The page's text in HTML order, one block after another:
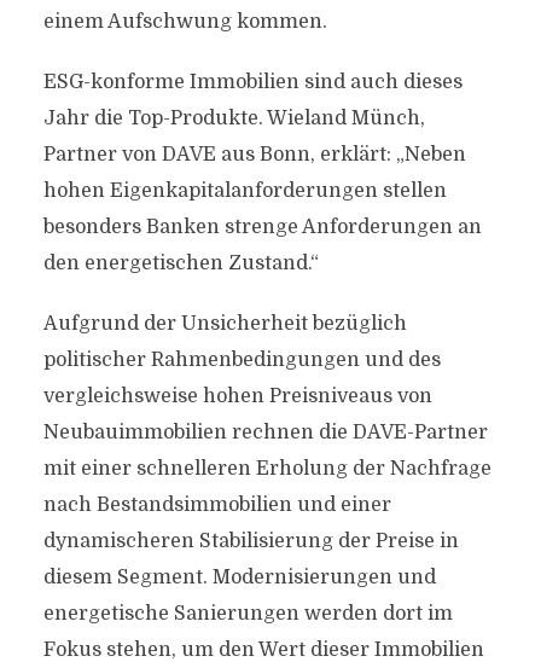
einem Aufschwung kommen.
ESG-konforme Immobilien sind auch dieses
Jahr die Top-Produkte. Wieland Münch,
Partner von DAVE aus Bonn, erklärt: „Neben
hohen Eigenkapitalanforderungen stellen
besonders Banken strenge Anforderungen an
den energetischen Zustand.“
Aufgrund der Unsicherheit bezüglich
politischer Rahmenbedingungen und des
vergleichsweise hohen Preisniveaus von
Neubauimmobilien rechnen die DAVE-Partner
mit einer schnelleren Erholung der Nachfrage
nach Bestandsimmobilien und einer
dynamischeren Stabilisierung der Preise in
diesem Segment. Modernisierungen und
energetische Sanierungen werden dort im
Fokus stehen, um den Wert dieser Immobilien